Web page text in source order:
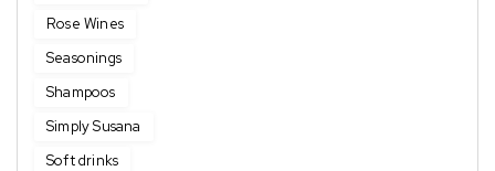
Rose Wines
Seasonings
Shampoos
Simply Susana
Soft drinks